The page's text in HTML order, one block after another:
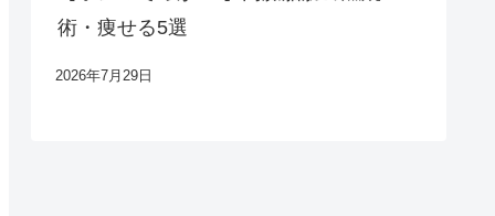
術・痩せる5選
2026年7月29日